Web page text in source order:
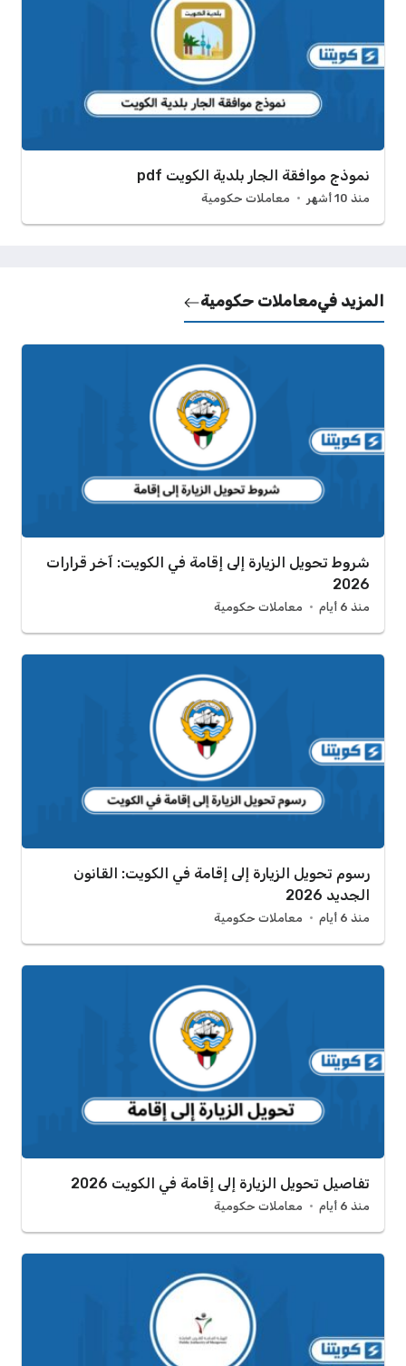
نموذج موافقة الجار بلدية الكويت pdf
منذ 10 أشهر معاملات حكومية
المزيد فيمعاملات حكومية
شروط تحويل الزيارة إلى إقامة في الكويت: آخر قرارات
2026
منذ 6 أيام معاملات حكومية
رسوم تحويل الزيارة إلى إقامة في الكويت: القانون
الجديد 2026
منذ 6 أيام معاملات حكومية
تفاصيل تحويل الزيارة إلى إقامة في الكويت 2026
منذ 6 أيام معاملات حكومية